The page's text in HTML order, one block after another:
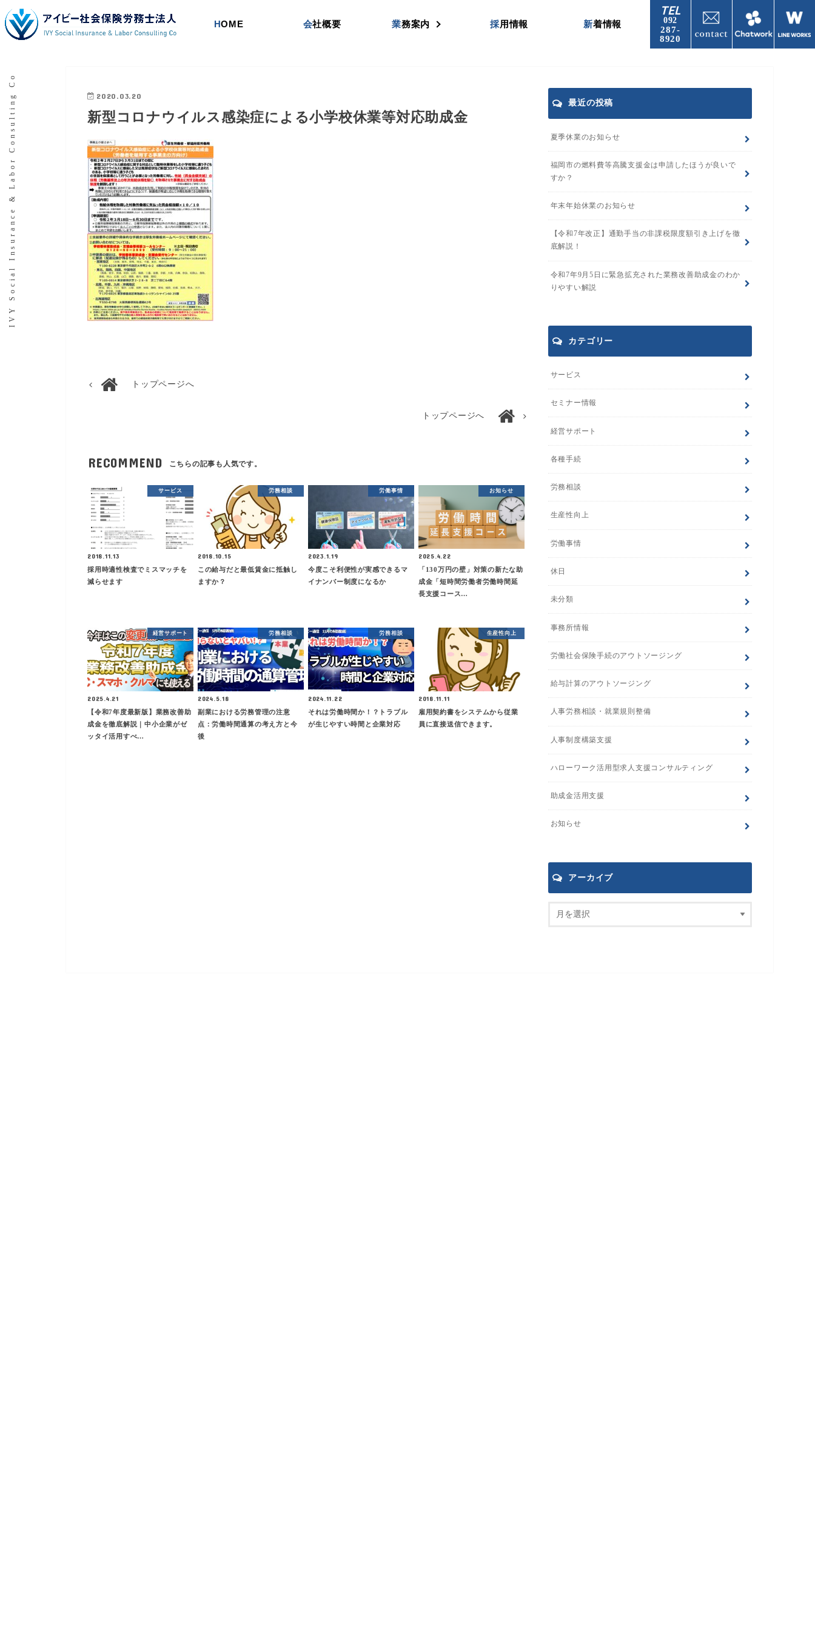
HOME 会社概要 業務案内 採用情報 新着情報
TEL
092
287-
8920
IVY Social Insurance & Labor Consulting Co 2020.03.20
新型コロナウイルス感染症による小学校休業等対応助成金
トップページへ
トップページへ
RECOMMEND こちらの記事も人気です。
サービス
2018.11.13
採用時適性検査でミスマッチを
減らせます
労務相談
2018.10.15
この給与だと最低賃金に抵触し
ますか？
労働事情
2023.1.19
今度こそ利便性が実感できるマ
イナンバー制度になるか
お知らせ
2025.4.22
「130万円の壁」対策の新たな助
成金「短時間労働者労働時間延
長支援コース…
経営サポート
2025.4.21
【令和7年度最新版】業務改善助
成金を徹底解説｜中小企業がゼ
ッタイ活用すべ…
労務相談
2024.5.18
副業における労務管理の注意
点：労働時間通算の考え方と今
後
労務相談
2024.11.22
それは労働時間か！？トラブル
が生じやすい時間と企業対応
生産性向上
2018.11.11
雇用契約書をシステムから従業
員に直接送信できます。
最近の投稿
夏季休業のお知らせ
福岡市の燃料費等高騰支援金は申請したほうが良いで
すか？
年末年始休業のお知らせ
【令和7年改正】通勤手当の非課税限度額引き上げを徹
底解説！
令和7年9月5日に緊急拡充された業務改善助成金のわか
りやすい解説
カテゴリー
サービス
セミナー情報
経営サポート
各種手続
労務相談
生産性向上
労働事情
休日
未分類
事務所情報
労働社会保険手続のアウトソージング
給与計算のアウトソージング
人事労務相談・就業規則整備
人事制度構築支援
ハローワーク活用型求人支援コンサルティング
助成金活用支援
お知らせ
アーカイブ